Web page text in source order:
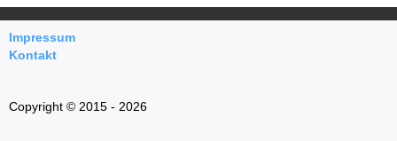
Impressum
Kontakt
Copyright © 2015 - 2026